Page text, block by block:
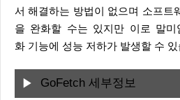
서 해결하는 방법이 없으며 소프트
을 완화할 수는 있지만 이로 말미
화 기능에 성능 저하가 발생할 수 있
GoFetch 세부정보